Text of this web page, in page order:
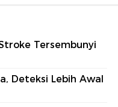
Tersembunyi
Deteksi Lebih Awal